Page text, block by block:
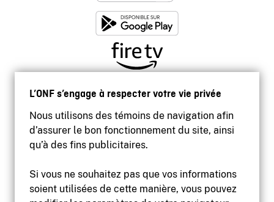
L’ONF s’engage à respecter votre vie privée
Nous utilisons des témoins de navigation afin
d’assurer le bon fonctionnement du site, ainsi
qu’à des fins publicitaires.
Si vous ne souhaitez pas que vos informations
soient utilisées de cette manière, vous pouvez